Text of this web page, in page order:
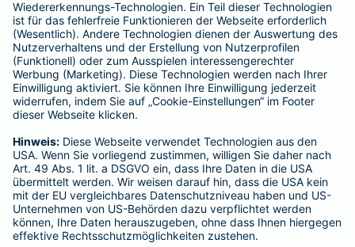
BELIEBTE SEITEN
Kranken-Zusatzversicherung
Tierversicherungen
Haftpflichtversicherung
Hausratversicherung
Adresse ändern
Schaden melden
Kilometerstandsmeldung
Serviceübersicht